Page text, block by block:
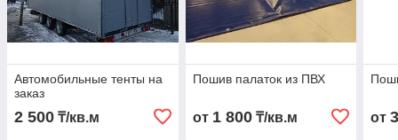
Автомобильные тенты на
заказ
2 500 ₸/кв.м
Пошив палаток из ПВХ
от 1 800₸/кв.м от